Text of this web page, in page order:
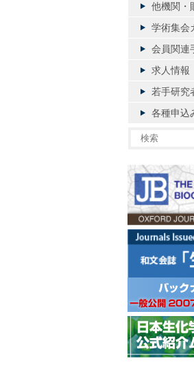
他機関・
学術集会
会員関連
求人情報
若手研究
各種申込